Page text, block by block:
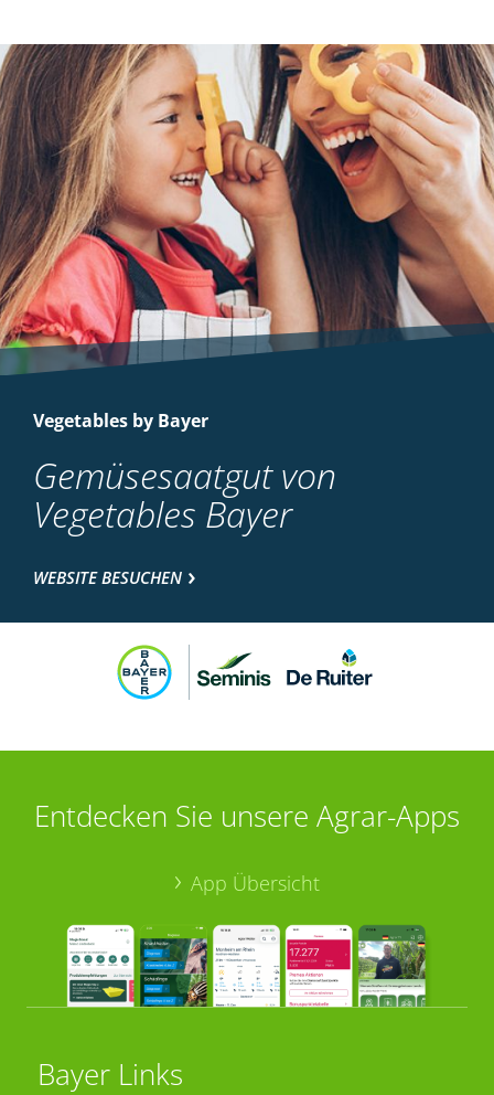
Vegetables by Bayer
Gemüsesaatgut von
Vegetables Bayer
WEBSITE BESUCHEN
Entdecken Sie unsere Agrar-Apps
App Übersicht
Bayer Links